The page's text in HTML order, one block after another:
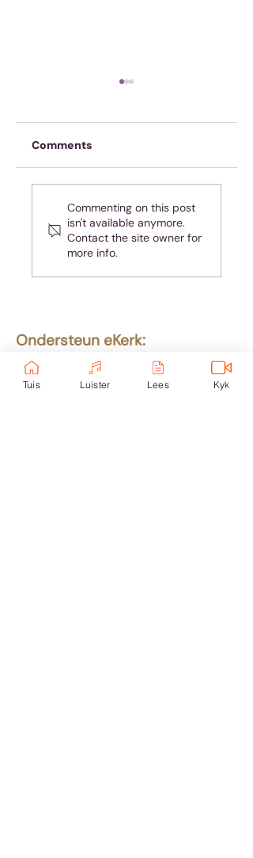
dalk beide?
Comments
Commenting on this post
isn't available anymore.
Contact the site owner for
more info.
Ondersteun eKerk:
Ekerk Vereniging
ABSA Bank
Tuis Luister Lees Kyk